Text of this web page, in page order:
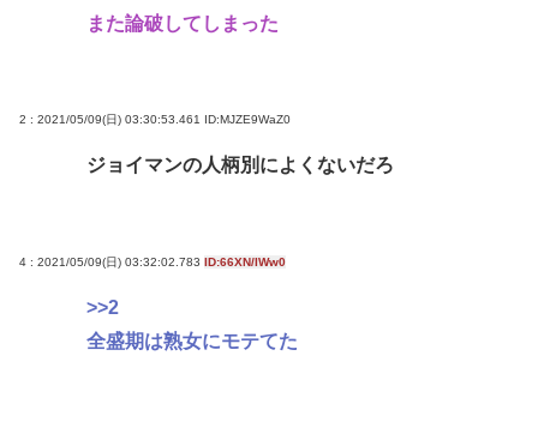
裁判所「トランプ大統領はホワイトハウスの一時的
ロシアがNATOの結束を試す可能性、米情報分析で判
【衝撃】ちいかわ作者さん、総額30億超の大豪邸を
建てるwww
また論破してしまった
2 : 2021/05/09(日) 03:30:53.461 ID:MJZE9WaZ0
ジョイマンの人柄別によくないだろ
4 : 2021/05/09(日) 03:32:02.783 ID:66XN/IWw0
>>2
全盛期は熟女にモテてた